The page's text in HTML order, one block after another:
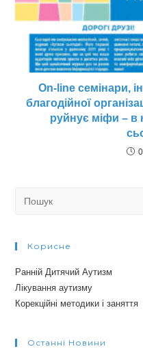
On-line семінари,
благодійної
руйнує міфи – в
Корисне
Ранній Дитячий Аутизм
Лікування аутизму
Корекційні методики і заняття
Останні Новини